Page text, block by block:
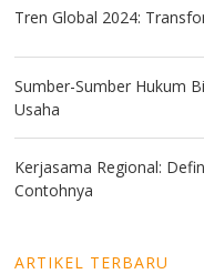
Tren Global 2024:
Sumber-Sumber Hukum
Usaha
Kerjasama Regional:
Contohnya
ARTIKEL TERBARU